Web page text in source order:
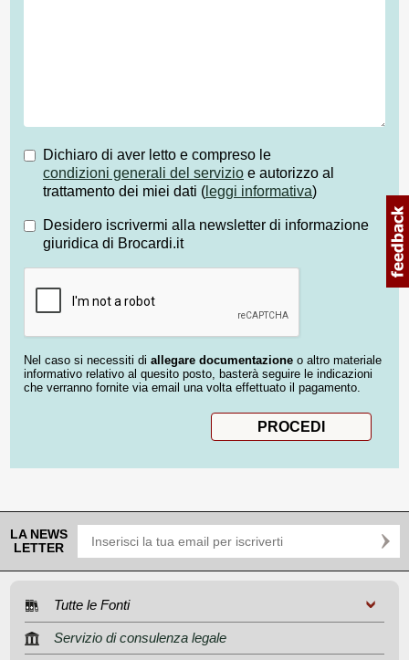
Dichiaro di aver letto e compreso le
condizioni generali del servizio e autorizzo al
trattamento dei miei dati ( leggi informativa)
Desidero iscrivermi alla newsletter di informazione
giuridica di Brocardi.it
Nel caso si necessiti di allegare documentazione o altro materiale
informativo relativo al quesito posto, basterà seguire le indicazioni
che verranno fornite via email una volta effettuato il pagamento.
LA NEWS
LETTER
Tutte le Fonti
Servizio di consulenza legale